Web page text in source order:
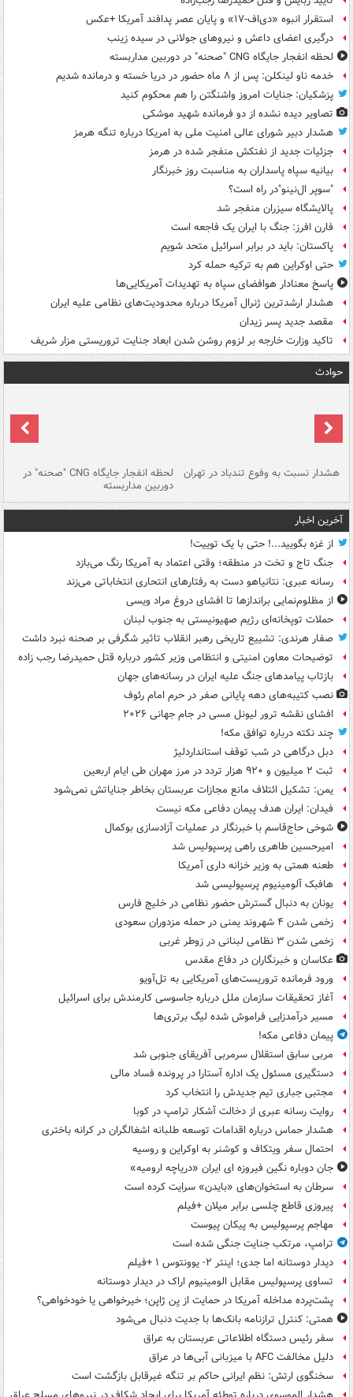
استقرار انبوه «دی‌اف‑۱۷» و پایان عصر پدافند آمریکا +عکس
درگیری اعضای داعش و نیروهای جولانی در سیده زینب
لحظه انفجار جایگاه CNG "صحنه" در دوربین مداربسته
خدمه ناو لینکلن: پس از ۸ ماه حضور در دریا خسته و درمانده‌ شدیم
پزشکیان: جنایات امروز واشنگتن را هم محکوم کنید
تصاویر دیده‌ نشده از دو فرمانده شهید موشکی
هشدار دبیر شورای عالی امنیت ملی به امریکا درباره تنگه هرمز
جزئیات جدید از نفتکش منفجر شده در هرمز
بیانیه سپاه پاسداران به مناسبت روز خبرنگار
"سوپر ال‌نینو"در راه است؟
پالایشگاه سیزران منفجر شد
فارن افرز: جنگ با ایران یک فاجعه است
پاکستان: باید در برابر اسرائیل متحد شویم
حتی اوکراین هم به ترکیه حمله کرد
پاسخ معنادار هوافضای سپاه به تهدیدات آمریکایی‌ها
هشدار ارشدترین ژنرال آمریکا درباره محدودیت‌های نظامی علیه ایران
مقصد جدید پسر زیدان
تاکید وزارت خارجه بر لزوم روشن شدن ابعاد جنایت تروریستی مزار شریف
حوادث
هشدار نسبت به وفوع تندباد در تهران لحظه انفجار جایگاه CNG "صحنه" در
دوربین مداربسته
آخرین اخبار
از غزه بگویید...! حتی با یک توییت!
جنگ تاج و تخت در منطقه؛ وقتی اعتماد به آمریکا رنگ می‌بازد
رسانه عبری: نتانیاهو دست به رفتارهای انتحاری انتخاباتی می‌زند
از مظلوم‌نمایی براندازها تا افشای دروغ مراد ویسی
حملات توپخانه‌ای رژیم صهیونیستی به جنوب لبنان
صفار هرندی: تشییع تاریخی رهبر انقلاب تاثیر شگرفی بر صحنه نبرد داشت
توضیحات معاون امنیتی و انتظامی وزیر کشور درباره قتل حمیدرضا رجب زاده
بازتاب پیامدهای جنگ علیه ایران در رسانه‌های جهان
نصب کتیبه‌های دهه پایانی صفر در حرم امام رئوف
افشای نقشه ترور لیونل مسی در جام جهانی ۲۰۲۶
چند نکته درباره توافق مکه!
دبل درگاهی در شب توقف استانداردلیژ
ثبت ۲ میلیون و ۹۲۰ هزار تردد در مرز مهران طی ایام اربعین
یمن: تشکیل ائتلاف مانع مجازات عربستان بخاطر جنایاتش نمی‌شود
فیدان: ایران هدف پیمان دفاعی مکه نیست
شوخی حاج‌قاسم با خبرنگار در عملیات آزادسازی بوکمال
امیرحسین طاهری راهی پرسپولیس شد
طعنه همتی به وزیر خزانه داری آمریکا
هافبک آلومینیوم پرسپولیسی شد
یونان به دنبال گسترش حضور نظامی در خلیج فارس
زخمی شدن ۴ شهروند یمنی در حمله مزدوران سعودی
زخمی شدن ۳ نظامی لبنانی در زوطر غربی
عکاسان و خبرنگاران در دفاع مقدس
ورود فرمانده تروریست‌های آمریکایی به تل‌آویو
آغاز تحقیقات سازمان ملل درباره جاسوسی کارمندش برای اسرائیل
مسیر درآمدزایی فراموش شده لیگ برتری‌ها
پیمان دفاعی مکه!
مربی سابق استقلال سرمربی آفریقای جنوبی شد
دستگیری مسئول یک اداره آستارا در پرونده فساد مالی
مجتبی جباری تیم جدیدش را انتخاب کرد
روایت رسانه عبری از دخالت آشکار ترامپ در کوبا
هشدار حماس درباره اقدامات توسعه طلبانه اشغالگران در کرانه باختری
احتمال سفر ویتکاف و کوشنر به اوکراین و روسیه
جان دوباره نگین فیروزه ای ایران «دریاچه ارومیه»
سرطان به استخوان‌های «بایدن» سرایت کرده است
پیروزی قاطع چلسی برابر میلان +فیلم
مهاجم پرسپولیس به پیکان پیوست
ترامپ، مرتکب جنایت جنگی شده است
دیدار دوستانه اما جدی؛ اینتر ۲- یوونتوس ۱ +فیلم
تساوی پرسپولیس مقابل الومینیوم اراک در دیدار دوستانه
پشت‌پرده مداخله آمریکا در حمایت از یِن ژاپن؛ خیرخواهی یا خودخواهی؟
همتی: کنترل ترازنامه بانک‌ها با جدیت دنبال می‌شود
سفر رئیس دستگاه اطلاعاتی عربستان به عراق
دلیل مخالفت AFC با میزبانی آبی‌ها در عراق
سخنگوی ارتش: نظم ایرانی حاکم بر تنگه غیرقابل بازگشت است